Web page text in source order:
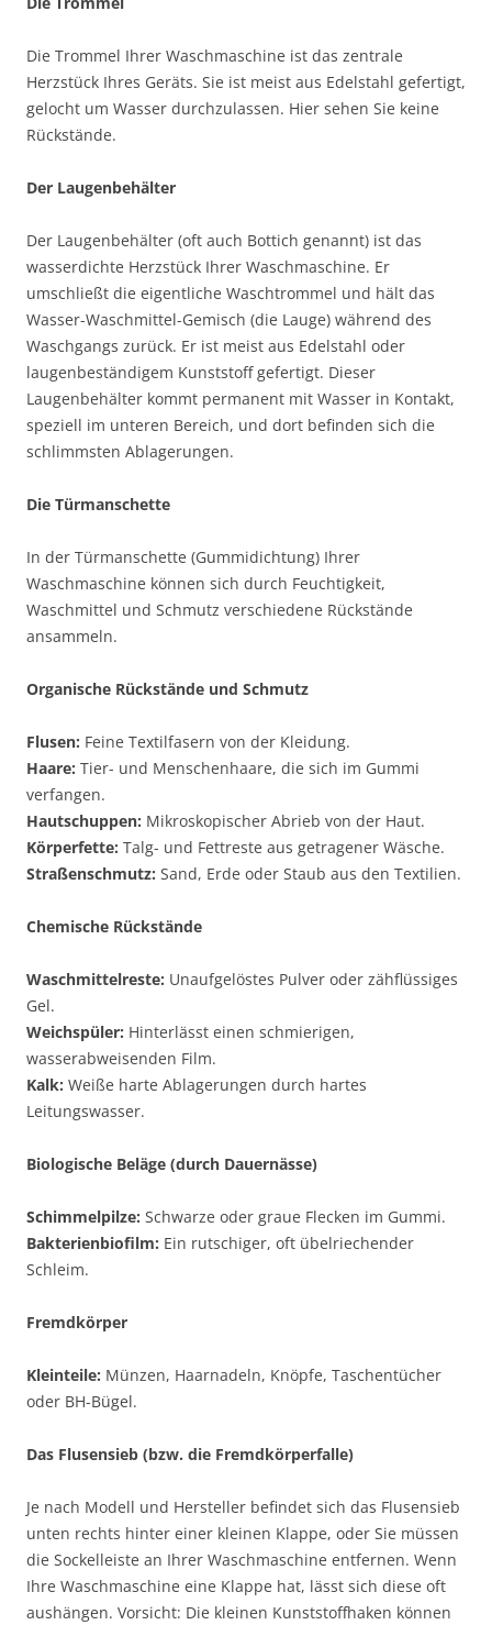
Die Trommel Ihrer Waschmaschine ist das zentrale
Herzstück Ihres Geräts. Sie ist meist aus Edelstahl gefertigt,
gelocht um Wasser durchzulassen. Hier sehen Sie keine
Rückstände.
Der Laugenbehälter
Der Laugenbehälter (oft auch Bottich genannt) ist das
wasserdichte Herzstück Ihrer Waschmaschine. Er
umschließt die eigentliche Waschtrommel und hält das
Wasser-Waschmittel-Gemisch (die Lauge) während des
Waschgangs zurück. Er ist meist aus Edelstahl oder
laugenbeständigem Kunststoff gefertigt. Dieser
Laugenbehälter kommt permanent mit Wasser in Kontakt,
speziell im unteren Bereich, und dort befinden sich die
schlimmsten Ablagerungen.
Die Türmanschette
In der Türmanschette (Gummidichtung) Ihrer
Waschmaschine können sich durch Feuchtigkeit,
Waschmittel und Schmutz verschiedene Rückstände
ansammeln.
Organische Rückstände und Schmutz
Flusen: Feine Textilfasern von der Kleidung.
Haare: Tier- und Menschenhaare, die sich im Gummi
verfangen.
Hautschuppen: Mikroskopischer Abrieb von der Haut.
Körperfette: Talg- und Fettreste aus getragener Wäsche.
Straßenschmutz: Sand, Erde oder Staub aus den Textilien.
Chemische Rückstände
Waschmittelreste: Unaufgelöstes Pulver oder zähflüssiges
Gel.
Weichspüler: Hinterlässt einen schmierigen,
wasserabweisenden Film.
Kalk: Weiße harte Ablagerungen durch hartes
Leitungswasser.
Biologische Beläge (durch Dauernässe)
Schimmelpilze: Schwarze oder graue Flecken im Gummi.
Bakterienbiofilm: Ein rutschiger, oft übelriechender
Schleim.
Fremdkörper
Kleinteile: Münzen, Haarnadeln, Knöpfe, Taschentücher
oder BH-Bügel.
Das Flusensieb (bzw. die Fremdkörperfalle)
Je nach Modell und Hersteller befindet sich das Flusensieb
unten rechts hinter einer kleinen Klappe, oder Sie müssen
die Sockelleiste an Ihrer Waschmaschine entfernen. Wenn
Ihre Waschmaschine eine Klappe hat, lässt sich diese oft
aushängen. Vorsicht: Die kleinen Kunststoffhaken können